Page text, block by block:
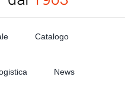
Catalogo
News